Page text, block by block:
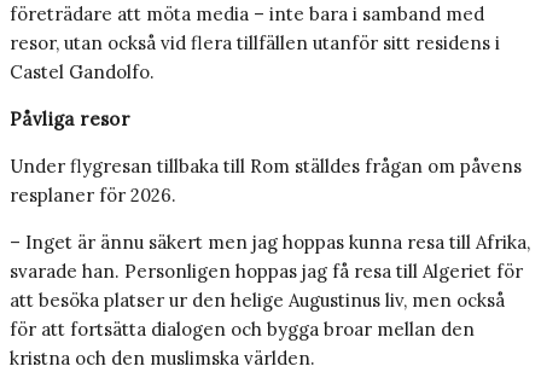
företrädare att möta media – inte bara i samband med
resor, utan också vid flera tillfällen utanför sitt residens i
Castel Gandolfo.
Påvliga resor
Under flygresan tillbaka till Rom ställdes frågan om påvens
resplaner för 2026.
– Inget är ännu säkert men jag hoppas kunna resa till Afrika,
svarade han. Personligen hoppas jag få resa till Algeriet för
att besöka platser ur den helige Augustinus liv, men också
för att fortsätta dialogen och bygga broar mellan den
kristna och den muslimska världen.